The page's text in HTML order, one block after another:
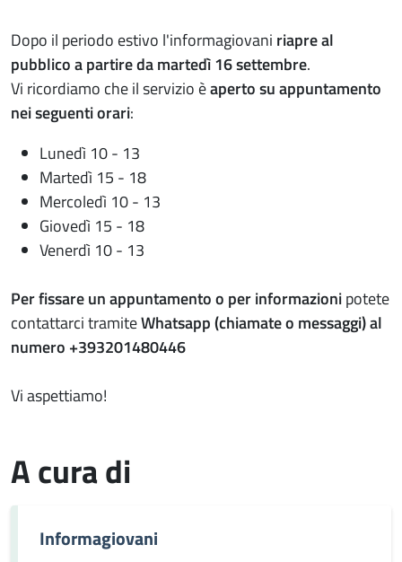
Dopo il periodo estivo l'informagiovani riapre al
pubblico a partire da martedì 16 settembre.
Vi ricordiamo che il servizio èaperto su appuntamento
nei seguenti orari:
Lunedì 10 - 13
Martedì 15 - 18
Mercoledì 10 - 13
Giovedì 15 - 18
Venerdì 10 - 13
Per fissare un appuntamento o per informazionipotete
contattarci tramiteWhatsapp (chiamate o messaggi) al
numero +393201480446
Vi aspettiamo!
A cura di
Informagiovani